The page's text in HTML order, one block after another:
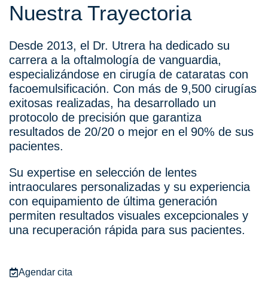
Nuestra Trayectoria
Desde 2013, el Dr. Utrera ha dedicado su
carrera a la oftalmología de vanguardia,
especializándose en cirugía de cataratas con
facoemulsificación. Con más de 9,500 cirugías
exitosas realizadas, ha desarrollado un
protocolo de precisión que garantiza
resultados de 20/20 o mejor en el 90% de sus
pacientes.
Su expertise en selección de lentes
intraoculares personalizadas y su experiencia
con equipamiento de última generación
permiten resultados visuales excepcionales y
una recuperación rápida para sus pacientes.
Agendar cita